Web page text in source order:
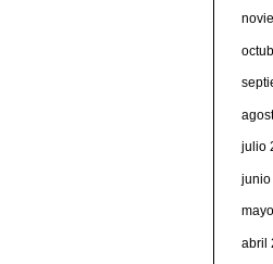
julio
abril